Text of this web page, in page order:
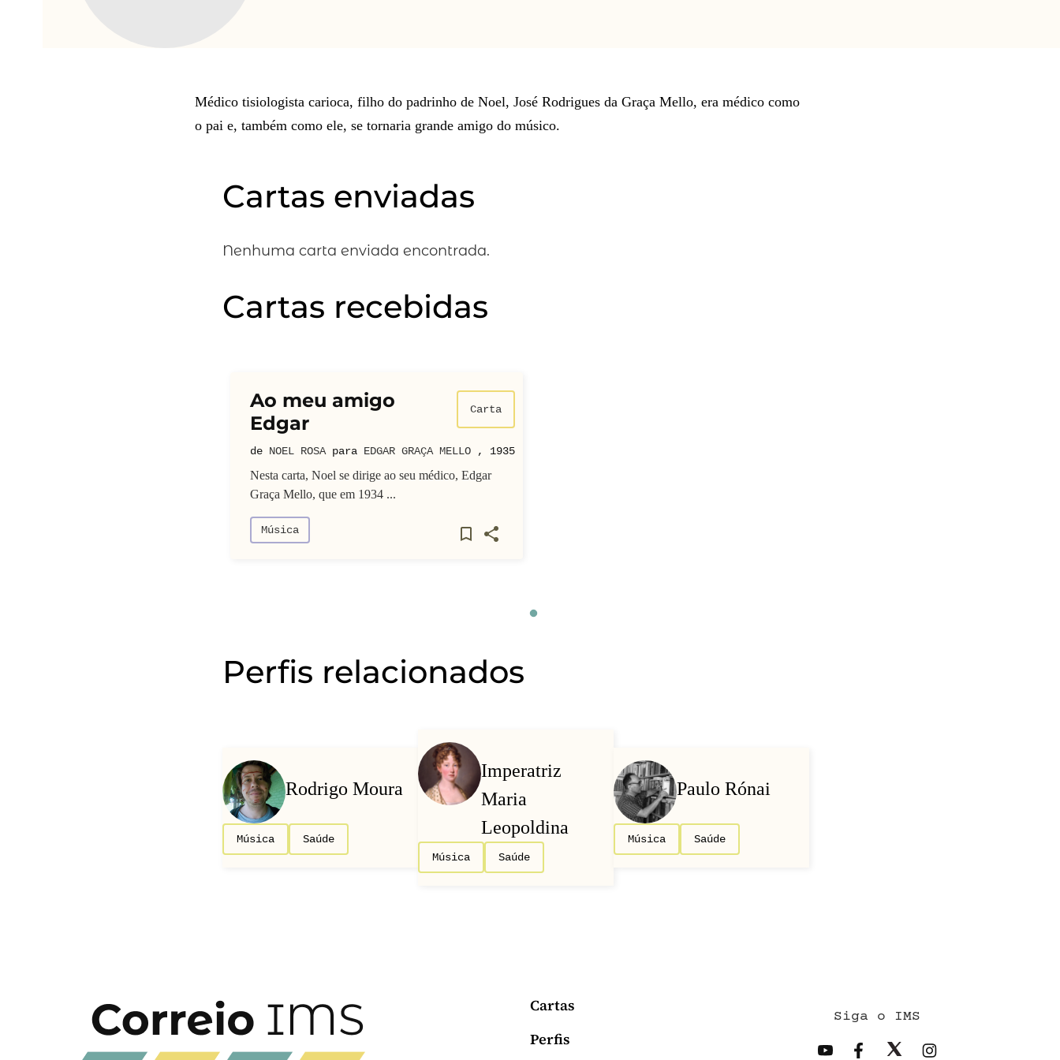
Médico tisiologista carioca, filho do padrinho de Noel, José Rodrigues da Graça Mello, era médico como
o pai e, também como ele, se tornaria grande amigo do músico.
Cartas enviadas
Nenhuma carta enviada encontrada.
Cartas recebidas
Ao meu amigo
Edgar
Carta
de NOEL ROSA para EDGAR GRAÇA MELLO , 1935
Nesta carta, Noel se dirige ao seu médico, Edgar
Graça Mello, que em 1934 ...
Música
Perfis relacionados
Rodrigo Moura
Música Saúde
Imperatriz
Maria
Leopoldina
Música Saúde
Paulo Rónai
Música Saúde
Cartas
Perfis
Siga o IMS